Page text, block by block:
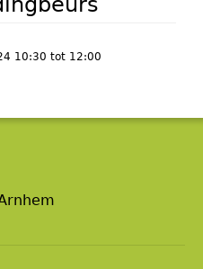
10:30 tot 12:00